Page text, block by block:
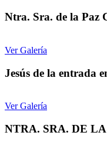
Ntra. Sra. de la Paz
Ver Galería
Jesús de la entrada
Ver Galería
NTRA. SRA. DE